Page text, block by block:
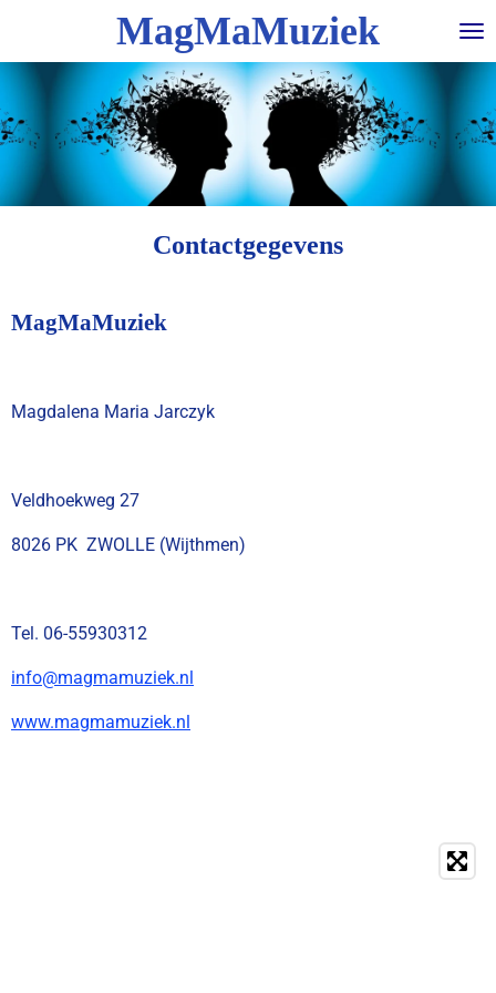
hoofdinhoud
MagMaMuziek
Contactgegevens
MagMaMuziek
Magdalena Maria Jarczyk
Veldhoekweg 27
8026 PK ZWOLLE (Wijthmen)
Tel. 06-55930312
info@magmamuziek.nl
www.magmamuziek.nl